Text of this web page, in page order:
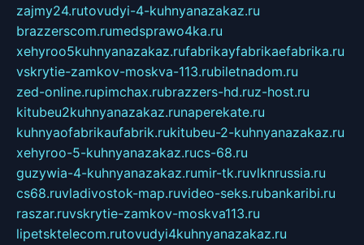
zajmy24.rutovudyi-4-kuhnyanazakaz.ru
brazzerscom.rumedsprawo4ka.ru
xehyroo5kuhnyanazakaz.rufabrikayfabrikaefabrika.ru
vskrytie-zamkov-moskva-113.rubiletnadom.ru
zed-online.rupimchax.rubrazzers-hd.ruz-host.ru
kitubeu2kuhnyanazakaz.runaperekate.ru
kuhnyaofabrikaufabrik.rukitubeu-2-kuhnyanazakaz.ru
xehyroo-5-kuhnyanazakaz.rucs-68.ru
guzywia-4-kuhnyanazakaz.rumir-tk.ruvlknrussia.ru
cs68.ruvladivostok-map.ruvideo-seks.rubankaribi.ru
raszar.ruvskrytie-zamkov-moskva113.ru
lipetsktelecom.rutovudyi4kuhnyanazakaz.ru